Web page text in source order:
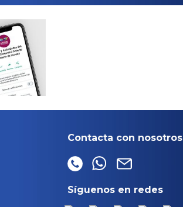
Contacta con nosotros
Síguenos en redes